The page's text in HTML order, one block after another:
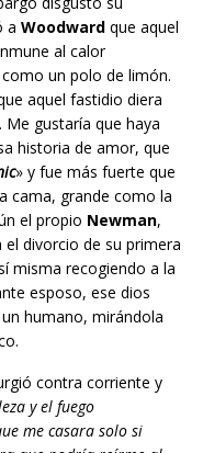
a Woodward que aquel
al calor
un polo de limón.
aquel fastidio diera
gustaría que haya
historia de amor, que
» y fue más fuerte que
cama, grande como la
el propio Newman,
divorcio de su primera
misma recogiendo a la
esposo, ese dios
humano, mirándola
contra corriente y
y el fuego
me casara solo si